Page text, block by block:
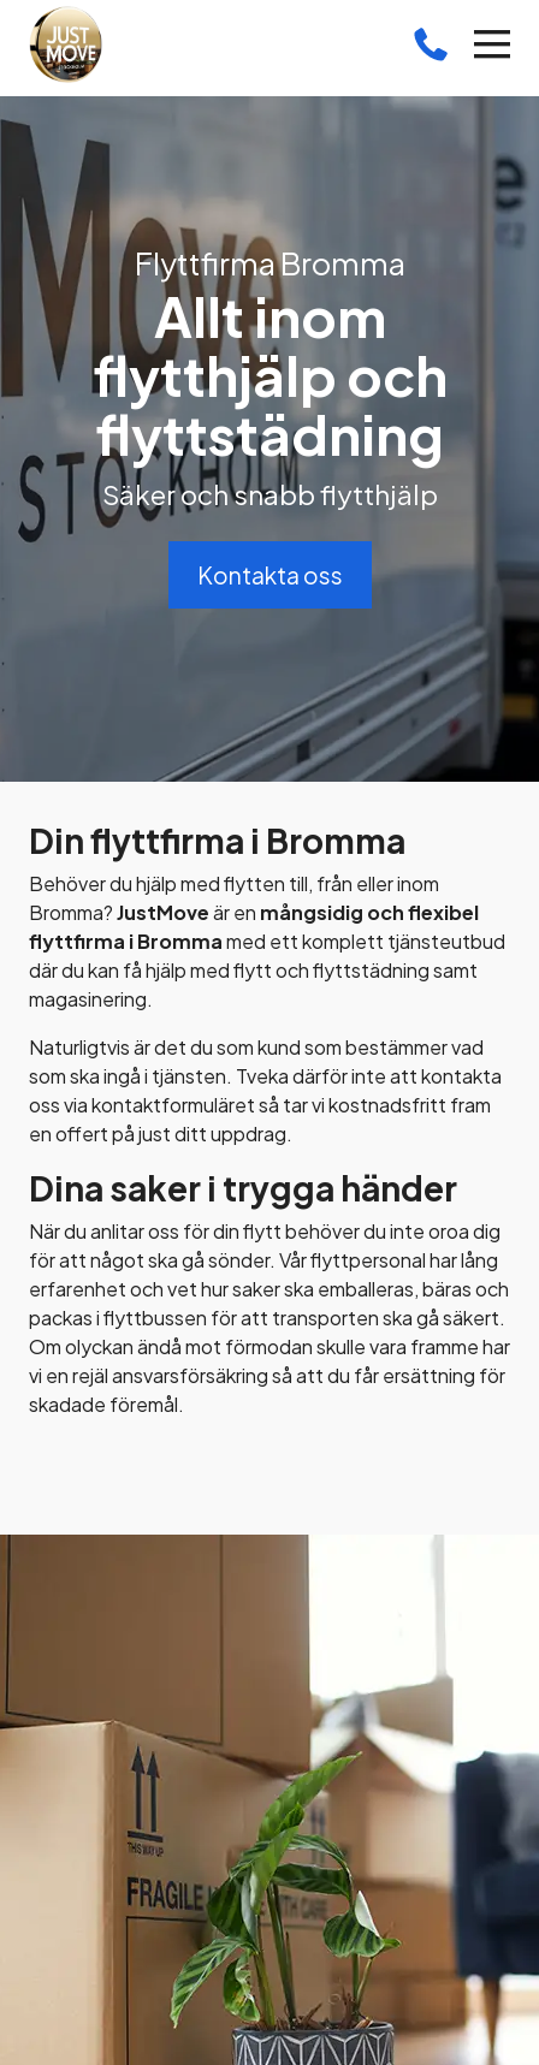
Flyttfirma Bromma
Allt inom
flytthjälp och
flyttstädning
Säker och snabb flytthjälp
Kontakta oss
Din flyttfirma i Bromma
Behöver du hjälp med flytten till, från eller inom
Bromma?JustMoveär en mångsidig och flexibel
flyttfirma i Brommamed ett komplett tjänsteutbud
där du kan få hjälp med flytt och flyttstädning samt
magasinering.
Naturligtvis är det du som kund som bestämmer vad
som ska ingå i tjänsten. Tveka därför inte att kontakta
oss viakontaktformuläret så tar vi kostnadsfritt fram
en offert på just ditt uppdrag.
Dina saker i trygga händer
När du anlitar oss för din flytt behöver du inte oroa dig
för att något ska gå sönder. Vår flyttpersonal har lång
erfarenhet och vet hur saker ska emballeras, bäras och
packas i flyttbussen för att transporten ska gå säkert.
Om olyckan ändå mot förmodan skulle vara framme har
vi en rejäl ansvarsförsäkring så att du får ersättning för
skadade föremål.